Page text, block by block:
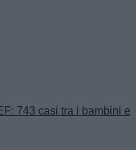
743 casi tra i bambini e